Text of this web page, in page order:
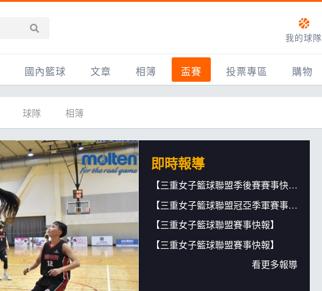
我的球隊
國內籃球
新聞報導
UBA
HBL
文章
全部
產品活動
知識分享
球鞋開箱
主打專題
相簿
影片專區
盃賽
SCBL 三重康克斯籃球聯盟
UBL
SHUBL世新籃球聯盟
SBC輔大超級盃
TBL淡水籃球聯盟
ELITE週日籃球聯盟
三重女子籃球聯盟
淡水豆花聯盟
EMPOWER引爆運動訓練
投票專區 購物
球隊 相簿
即時報導
【三重女子籃球聯盟季後賽賽事快報】
【三重女子籃球聯盟冠亞季軍賽事快報】
【三重女子籃球聯盟賽事快報】
【三重女子籃球聯盟賽事快報】
看更多報導